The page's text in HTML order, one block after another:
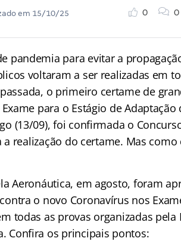
em 15/10/25
0 0
pandemia para evitar a
voltaram a ser realizadas em
o primeiro certame de
para o Estágio de Adaptação
(13/09), foi confirmada o
realização do certame. Mas como
Aeronáutica, em agosto, foram
o novo Coronavírus nos
todas as provas organizadas
Confira os principais pontos: